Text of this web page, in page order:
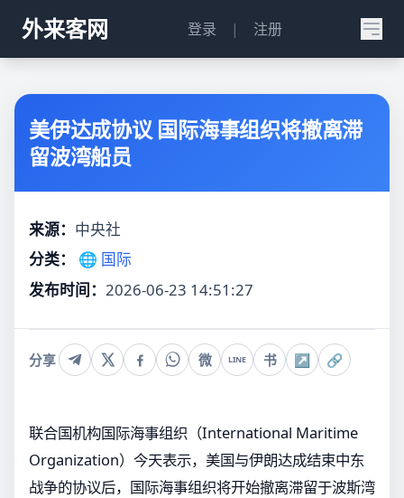
外来客网 登录 | 注册
美伊达成协议 国际海事组织将撤离滞
留波湾船员
来源： 中央社
分类：
🌐 国际
发布时间： 2026-06-23 14:51:27
分享 微 LINE 书 ↗ 🔗
联合国机构国际海事组织（International Maritime
Organization）今天表示，美国与伊朗达成结束中东
战争的协议后，国际海事组织将开始撤离滞留于波斯湾